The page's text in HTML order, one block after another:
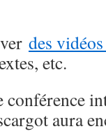
des
etc.
aura